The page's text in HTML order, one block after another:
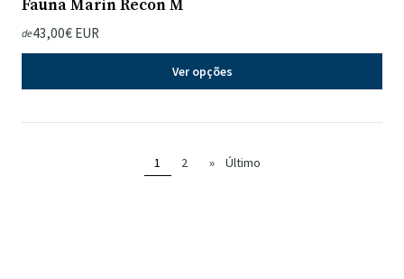
Fauna Marin Recon M
de43,00€ EUR
Ver opções
1 2 » Último